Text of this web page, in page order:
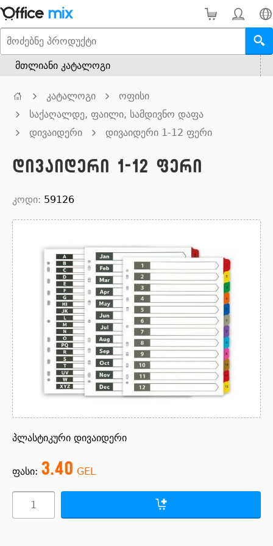
მთლიანი კატალოგი
კატალოგი
ოფისი
საქაღალდე, ფაილი, სამდივნო დაფა
დივაიდერი
დივაიდერი 1-12 ფერი
დივაიდერი 1-12 ფერი
კოდი: 59126
პლასტიკური დივაიდერი
ფასი: 3.40 GEL